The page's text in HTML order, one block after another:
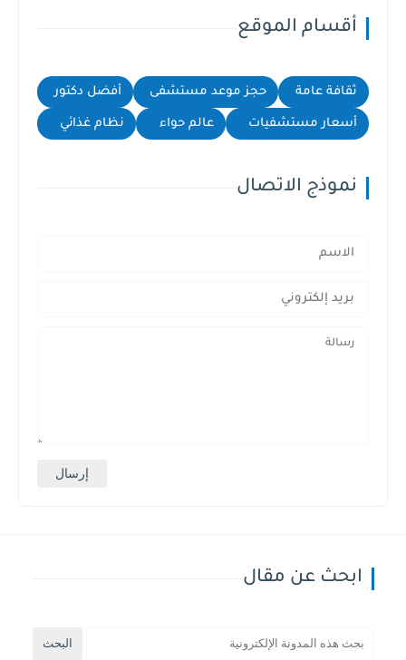
أقسام الموقع
ثقافة عامة حجز موعد مستشفى أفضل دكتور
أسعار مستشفيات عالم حواء نظام غذائي
نموذج الاتصال
ابحث عن مقال